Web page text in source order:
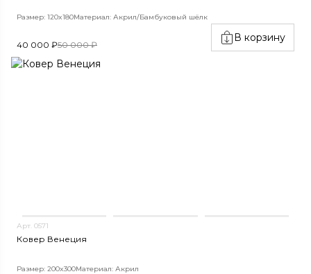
Размер: 120x180Материал: Акрил/Бамбуковый шёлк
40 000 ₽50 000 ₽
В корзину
Арт. 0571
Ковер Венеция
Размер: 200x300Материал: Акрил